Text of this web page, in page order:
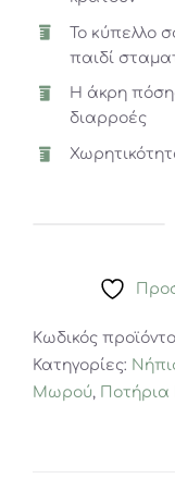
Το κύπελλο
παιδί
Η άκρη
διαρροές
Miracle
177ml
Polar
Bear
Κωδικός
Κατηγορίες:
Μωρού,